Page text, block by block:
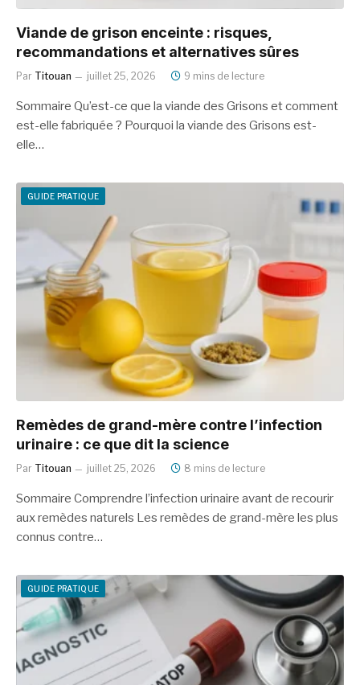
Viande de grison enceinte : risques,
recommandations et alternatives sûres
Par Titouan juillet 25, 2026 9 mins de lecture
Sommaire Qu’est-ce que la viande des Grisons et comment
est-elle fabriquée ? Pourquoi la viande des Grisons est-
elle…
GUIDE PRATIQUE
Remèdes de grand-mère contre l’infection
urinaire : ce que dit la science
Par Titouan juillet 25, 2026 8 mins de lecture
Sommaire Comprendre l’infection urinaire avant de recourir
aux remèdes naturels Les remèdes de grand-mère les plus
connus contre…
GUIDE PRATIQUE